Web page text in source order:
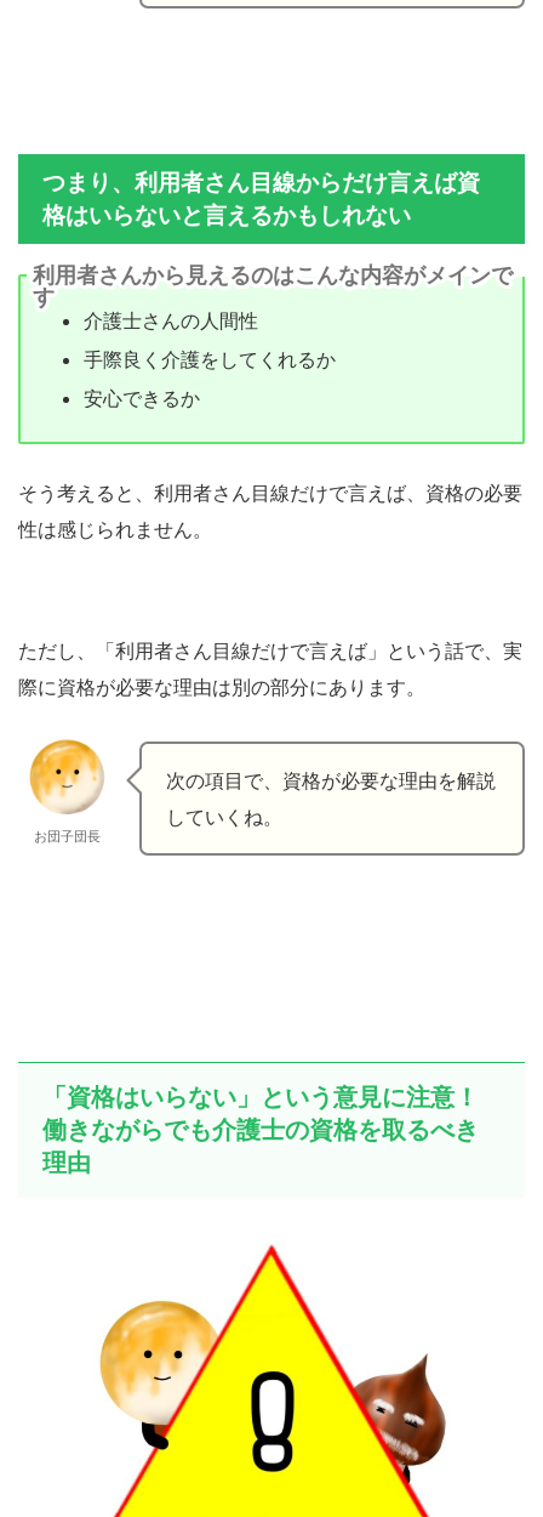
つまり、利用者さん目線からだけ言えば資
格はいらないと言えるかもしれない
利用者さんから見えるのはこんな内容がメインで
す
介護士さんの人間性
手際良く介護をしてくれるか
安心できるか
そう考えると、利用者さん目線だけで言えば、資格の必要
性は感じられません。
ただし、「利用者さん目線だけで言えば」という話で、実
際に資格が必要な理由は別の部分にあります。
お団子団長
次の項目で、資格が必要な理由を解説
していくね。
「資格はいらない」という意見に注意！
働きながらでも介護士の資格を取るべき
理由